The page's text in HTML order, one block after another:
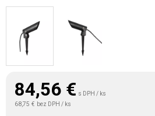
84,56 € s DPH / ks
68,75 € bez DPH / ks